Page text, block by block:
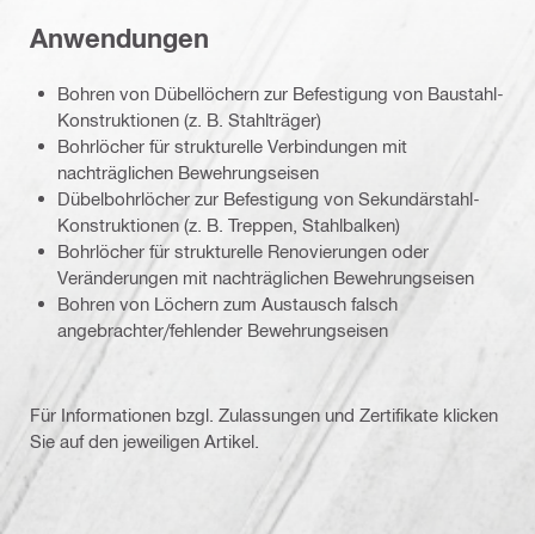
Anwendungen
Bohren von Dübellöchern zur Befestigung von Baustahl-
Konstruktionen (z. B. Stahlträger)
Bohrlöcher für strukturelle Verbindungen mit
nachträglichen Bewehrungseisen
Dübelbohrlöcher zur Befestigung von Sekundärstahl-
Konstruktionen (z. B. Treppen, Stahlbalken)
Bohrlöcher für strukturelle Renovierungen oder
Veränderungen mit nachträglichen Bewehrungseisen
Bohren von Löchern zum Austausch falsch
angebrachter/fehlender Bewehrungseisen
Für Informationen bzgl. Zulassungen und Zertifikate klicken
Sie auf den jeweiligen Artikel.